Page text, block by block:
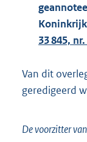
33 845, nr.
Van dit
geredigeerd
De voorzitter